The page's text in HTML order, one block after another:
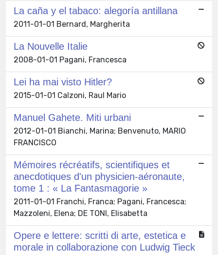
La caña y el tabaco: alegoría antillana
2011-01-01 Bernard, Margherita
La Nouvelle Italie
2008-01-01 Pagani, Francesca
Lei ha mai visto Hitler?
2015-01-01 Calzoni, Raul Mario
Manuel Gahete. Miti urbani
2012-01-01 Bianchi, Marina; Benvenuto, MARIO
FRANCISCO
Mémoires récréatifs, scientifiques et
anecdotiques d'un physicien-aéronaute,
tome 1 : « La Fantasmagorie »
2011-01-01 Franchi, Franca; Pagani, Francesca;
Mazzoleni, Elena; DE TONI, Elisabetta
Opere e lettere: scritti di arte, estetica e
morale in collaborazione con Ludwig Tieck